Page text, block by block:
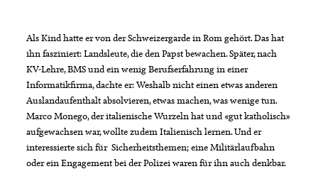
Als Kind hatte er von der Schweizergarde in Rom gehört. Das hat
ihn fasziniert: Landsleute, die den Papst bewachen. Später, nach
KV-Lehre, BMS und ein wenig Berufserfahrung in einer
Informatikfirma, dachte er: Weshalb nicht einen etwas anderen
Auslandaufenthalt absolvieren, etwas machen, was wenige tun.
Marco Monego, der italienische Wurzeln hat und «gut katholisch»
aufgewachsen war, wollte zudem Italienisch lernen. Und er
interessierte sich für Sicherheitsthemen; eine Militärlaufbahn
oder ein Engagement bei der Polizei waren für ihn auch denkbar.